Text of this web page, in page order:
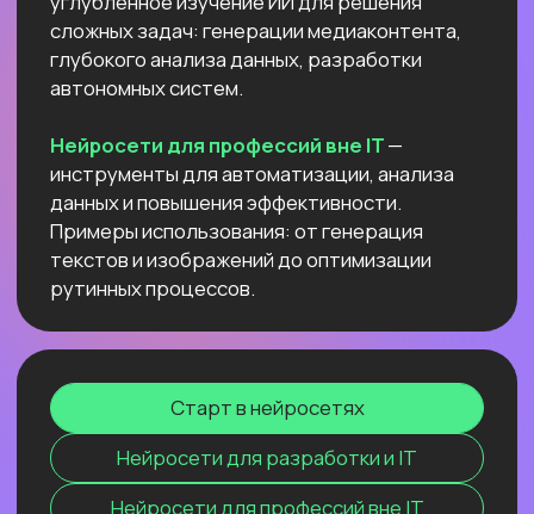
ОТКРЫТЫЙ УРОК
РОССИЙСКИЕ НЕЙРОСЕТИ:
ЛУЧШИЕ ОБНОВЛЕНИЯ
И НОВЫЕ ВОЗМОЖНОСТИ
Разберём
возможностиотечественных ИИ.
компьютереи не переживать
о безопасности данных и плохом
интернете
Узнать подробнее
ОНЛАЙН-ПРАКТИКУМ
визуального контента с 0, без бюджета
⚡ На практике разберём, как быстро
генерировать визуал под свои задачи с
помощью Перплексити и других
нейросетей.
Узнать подробнее